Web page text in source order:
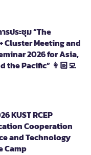
รประชุม “The
Cluster Meeting and
2026 for Asia,
the Pacific” 👩🏻‍💻
KUST RCEP
Cooperation
and Technology
Camp